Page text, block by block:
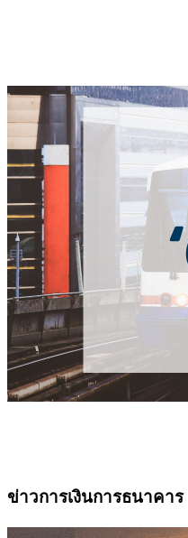
ข่าวการเงินการธนาคาร